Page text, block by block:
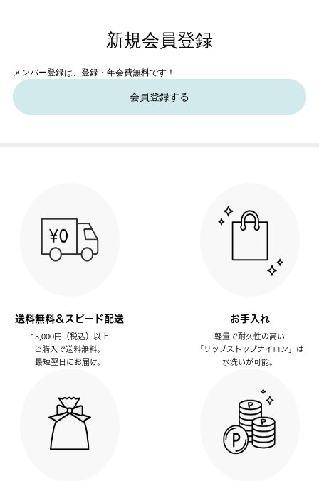
新規会員登録
メンバー登録は、登録・年会費無料です！
会員登録する
送料無料＆スピード配送
15,000円（税込）以上
ご購入で送料無料。
最短翌日にお届け。
お手入れ
軽量で耐久性の高い
「リップストップナイロン」は
水洗いが可能。